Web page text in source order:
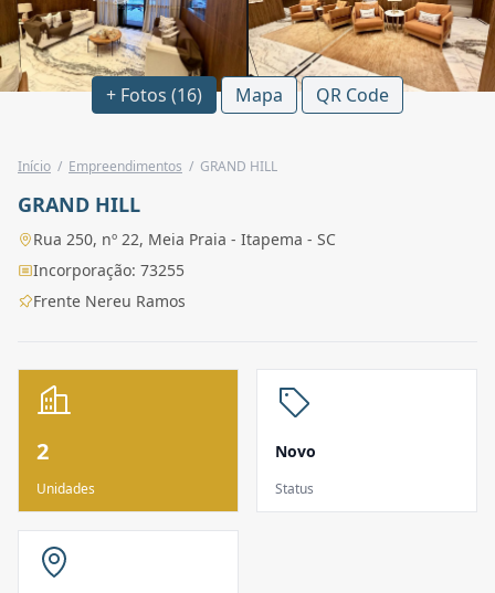
+ Fotos (16) Mapa QR Code
Início / Empreendimentos / GRAND HILL
GRAND HILL
Rua 250, nº 22, Meia Praia - Itapema - SC
Incorporação: 73255
Frente Nereu Ramos
2
Unidades
Novo
Status